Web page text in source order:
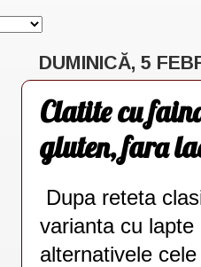
DUMINICĂ, 5
Clatite cu
gluten, fara
Dupa reteta
varianta cu
alternativele